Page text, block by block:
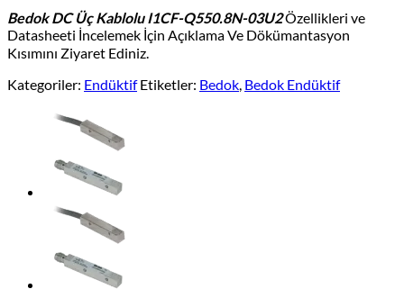
Bedok DC Üç Kablolu I1CF-Q550.8N-03U2Özellikleri ve
Datasheeti İncelemek İçin Açıklama Ve Dökümantasyon
Kısımını Ziyaret Ediniz.
Kategoriler: Endüktif Etiketler: Bedok, Bedok Endüktif